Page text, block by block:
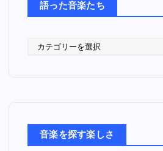
語った音楽たち
音楽を探す楽しさ